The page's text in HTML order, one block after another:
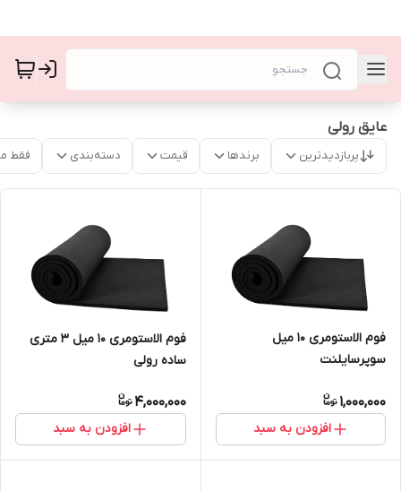
عایق رولی
پربازدیدترین برندها قیمت دسته‌بندی فقط
فوم الاستومری 10 میل
سوپرسایلنت
1,000,000
افزودن به سبد
فوم الاستومری 10 میل ۳ متری
ساده رولی
4,000,000
افزودن به سبد